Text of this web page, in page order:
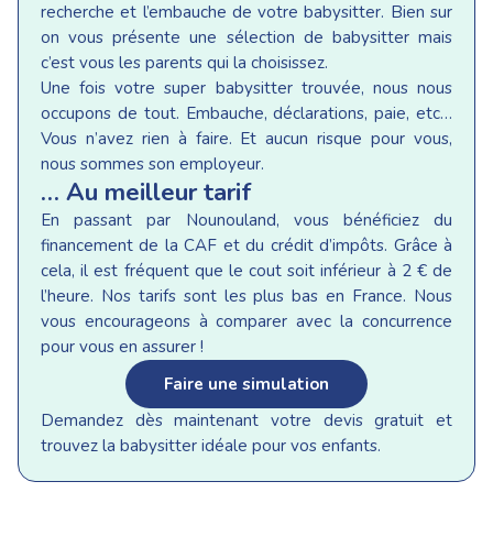
recherche et l’embauche de votre babysitter. Bien sur
on vous présente une sélection de babysitter mais
c’est vous les parents qui la choisissez.
Une fois votre super babysitter trouvée, nous nous
occupons de tout. Embauche, déclarations, paie, etc…
Vous n’avez rien à faire. Et aucun risque pour vous,
nous sommes son employeur.
… Au meilleur tarif
En passant par Nounouland, vous bénéficiez du
financement de la CAF et du crédit d’impôts. Grâce à
cela, il est fréquent que le cout soit inférieur à 2 € de
l’heure. Nos tarifs sont les plus bas en France. Nous
vous encourageons à comparer avec la concurrence
pour vous en assurer !
Faire une simulation
Demandez dès maintenant votre devis gratuit et
trouvez la babysitter idéale pour vos enfants.